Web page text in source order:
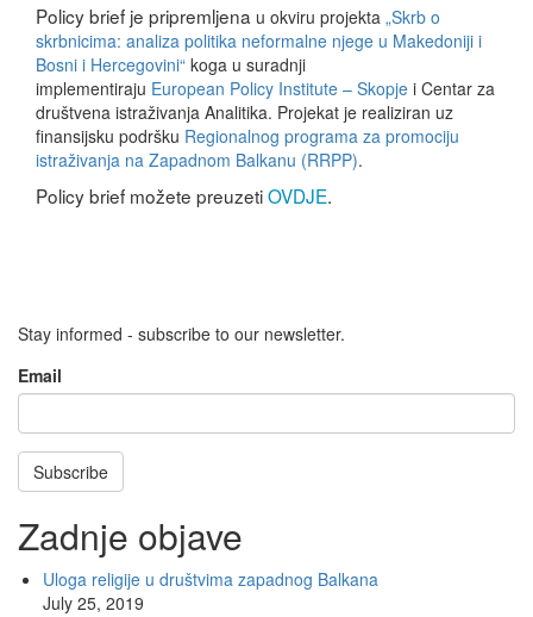
Policy brief je pripremljena u okviru projekta „Skrb o
skrbnicima: analiza politika neformalne njege u Makedoniji i
Bosni i Hercegovini“ koga u suradnji
implementiraju European Policy Institute – Skopje i Centar za
društvena istraživanja Analitika. Projekat je realiziran uz
finansijsku podršku Regionalnog programa za promociju
istraživanja na Zapadnom Balkanu (RRPP).
Policy brief možete preuzetiOVDJE.
Stay informed - subscribe to our newsletter.
Email
Subscribe
Zadnje objave
Uloga religije u društvima zapadnog Balkana
July 25, 2019